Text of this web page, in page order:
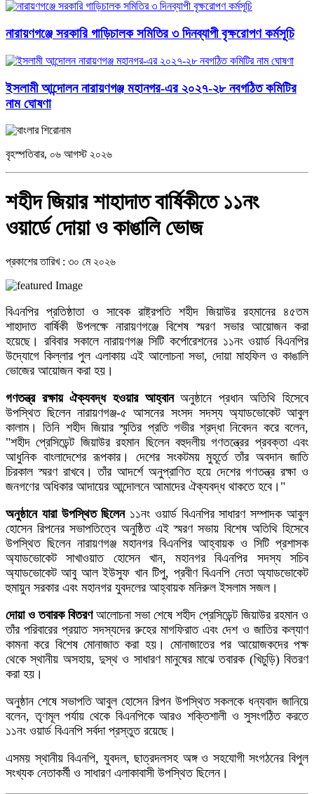
নারায়ণগঞ্জে সরকারি গাড়িচালক সমিতির ৩ দিনব্যাপী বৃক্ষরোপণ কর্মসূচি
ইসলামী আন্দোলন নারায়ণগঞ্জ মহানগর-এর ২০২৭-২৮ নবগঠিত কমিটির
নাম ঘোষণা
বৃহস্পতিবার, ০৬ আগস্ট ২০২৬
শহীদ জিয়ার শাহাদাত বার্ষিকীতে ১১নং
ওয়ার্ডে দোয়া ও কাঙালি ভোজ
প্রকাশের তারিখ : ৩০ মে ২০২৬
বিএনপির প্রতিষ্ঠাতা ও সাবেক রাষ্ট্রপতি শহীদ জিয়াউর রহমানের ৪৫তম
শাহাদাত বার্ষিকী উপলক্ষে নারায়ণগঞ্জে বিশেষ স্মরণ সভার আয়োজন করা
হয়েছে। রবিবার সকালে নারায়ণগঞ্জ সিটি কর্পোরেশনের ১১নং ওয়ার্ড বিএনপির
উদ্যোগে কিল্লার পুল এলাকায় এই আলোচনা সভা, দোয়া মাহফিল ও কাঙালি
ভোজের আয়োজন করা হয়।
গণতন্ত্র রক্ষায় ঐক্যবদ্ধ হওয়ার আহ্বানঅনুষ্ঠানে প্রধান অতিথি হিসেবে
উপস্থিত ছিলেন নারায়ণগঞ্জ-৫ আসনের সংসদ সদস্য অ্যাডভোকেট আবুল
কালাম। তিনি শহীদ জিয়ার স্মৃতির প্রতি গভীর শ্রদ্ধা নিবেদন করে বলেন,
"শহীদ প্রেসিডেন্ট জিয়াউর রহমান ছিলেন বহুদলীয় গণতন্ত্রের প্রবক্তা এবং
আধুনিক বাংলাদেশের রূপকার। দেশের সংকটময় মুহূর্তে তাঁর অবদান জাতি
চিরকাল স্মরণ রাখবে। তাঁর আদর্শে অনুপ্রাণিত হয়ে দেশের গণতন্ত্র রক্ষা ও
জনগণের অধিকার আদায়ের আন্দোলনে আমাদের ঐক্যবদ্ধ থাকতে হবে।"
অনুষ্ঠানে যারা উপস্থিত ছিলেন১১নং ওয়ার্ড বিএনপির সাধারণ সম্পাদক আবুল
হোসেন রিপনের সভাপতিত্বে অনুষ্ঠিত এই স্মরণ সভায় বিশেষ অতিথি হিসেবে
উপস্থিত ছিলেন নারায়ণগঞ্জ মহানগর বিএনপির আহ্বায়ক ও সিটি প্রশাসক
অ্যাডভোকেট সাখাওয়াত হোসেন খান, মহানগর বিএনপির সদস্য সচিব
অ্যাডভোকেট আবু আল ইউসুফ খান টিপু, প্রবীণ বিএনপি নেতা অ্যাডভোকেট
হুমায়ুন সরকার এবং মহানগর যুবদলের আহ্বায়ক মনিরুল ইসলাম সজল।
দোয়া ও তবারক বিতরণআলোচনা সভা শেষে শহীদ প্রেসিডেন্ট জিয়াউর রহমান ও
তাঁর পরিবারের প্রয়াত সদস্যদের রুহের মাগফিরাত এবং দেশ ও জাতির কল্যাণ
কামনা করে বিশেষ মোনাজাত করা হয়। মোনাজাতের পর আয়োজকদের পক্ষ
থেকে স্থানীয় অসহায়, দুস্থ ও সাধারণ মানুষের মাঝে তবারক (খিচুড়ি) বিতরণ
করা হয়।
অনুষ্ঠান শেষে সভাপতি আবুল হোসেন রিপন উপস্থিত সকলকে ধন্যবাদ জানিয়ে
বলেন, তৃণমূল পর্যায় থেকে বিএনপিকে আরও শক্তিশালী ও সুসংগঠিত করতে
১১নং ওয়ার্ড বিএনপি সর্বদা প্রস্তুত রয়েছে।
এসময় স্থানীয় বিএনপি, যুবদল, ছাত্রদলসহ অঙ্গ ও সহযোগী সংগঠনের বিপুল
সংখ্যক নেতাকর্মী ও সাধারণ এলাকাবাসী উপস্থিত ছিলেন।